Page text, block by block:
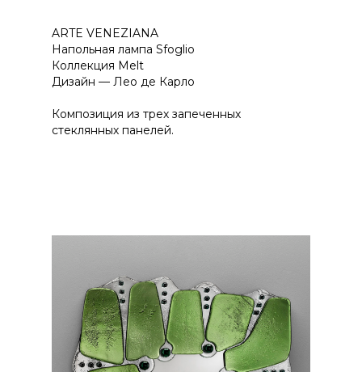
ARTE VENEZIANA
Напольная лампа Sfoglio
Коллекция Melt
Дизайн — Лео де Карло
Композиция из трех запеченных
стеклянных панелей.